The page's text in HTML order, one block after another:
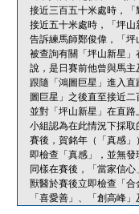
接近三百五十米處時，
接近五十米處時，「坪
告訴練馬師鄭俊偉，「
被查詢有關「坪山新星
說，是日賽前他曾與馬
跟隨「鴻圖巨星」進入
圖巨星」之後直至接近
並對「坪山新星」在直
小組認為在此情況下採取
賽後，賀銘年（「真感
即檢查「真感」，並無發
同樣在賽後，「當家信
獸醫於賽後立即檢查「合
「喜愛善」、「創高峰